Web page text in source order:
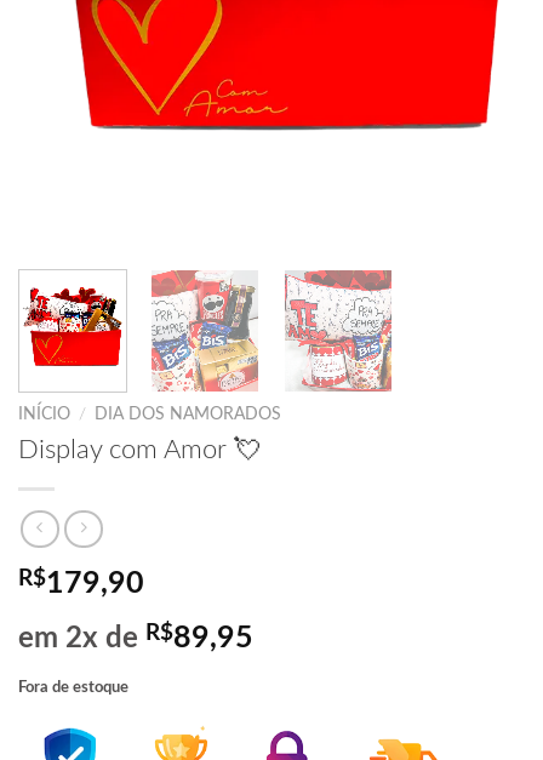
INÍCIO / DIA DOS NAMORADOS
Display com Amor 💘
R$179,90
em 2x de R$89,95
Fora de estoque